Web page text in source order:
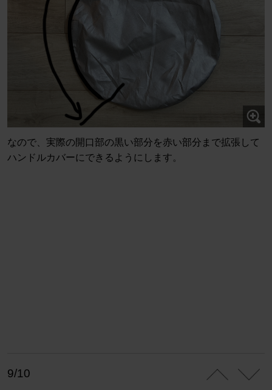
なので、実際の開口部の黒い部分を赤い部分まで拡張して
ハンドルカバーにできるようにします。
9/10